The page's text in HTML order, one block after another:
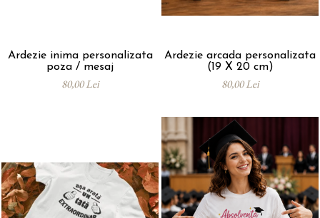
Ardezie inima personalizata
poza / mesaj
80,00 Lei
Ardezie arcada personalizata
(19 X 20 cm)
80,00 Lei